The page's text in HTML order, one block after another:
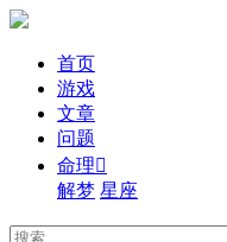
首页
游戏
文章
问题
命理
解梦 星座